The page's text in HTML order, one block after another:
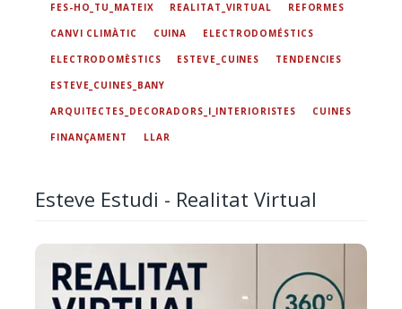
FES-HO_TU_MATEIX REALITAT_VIRTUAL REFORMES
CANVI CLIMÀTIC CUINA ELECTRODOMÉSTICS
ELECTRODOMÈSTICS ESTEVE_CUINES TENDENCIES
ESTEVE_CUINES_BANY
ARQUITECTES_DECORADORS_I_INTERIORISTES CUINES
FINANÇAMENT LLAR
Esteve Estudi - Realitat Virtual